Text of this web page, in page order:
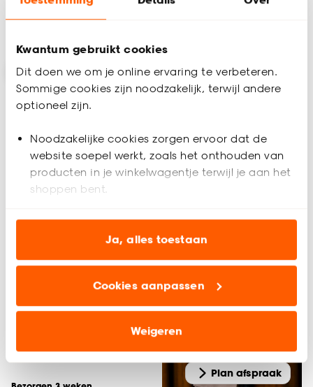
Kwantum gebruikt cookies
Dit doen we om je online ervaring te verbeteren.
Sommige cookies zijn noodzakelijk, terwijl andere
optioneel zijn.
Noodzakelijke cookies zorgen ervoor dat de
website soepel werkt, zoals het onthouden van
producten in je winkelwagentje terwijl je aan het
shoppen bent.
Analytische cookies (optioneel) helpen ons de
website te verbeteren voor jou en al onze andere
Marketing cookies (optioneel) laten jou
relevante informatie en aanbiedingen zien op
advertenties en communicatie.
Klik op ‘Ja, alles toestaan’ om gebruik te maken
Ja, alles toestaan
Cookies aanpassen
Weigeren
-20%
Fenstr Duo Rolgordijn
2.7(3)
Plan afspraak